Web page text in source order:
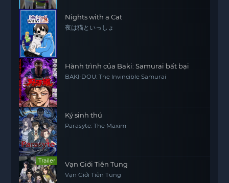
Nights with a Cat
夜は猫といっしょ
Hành trình của Baki: Samurai bất bại
BAKI-DOU: The Invincible Samurai
Ký sinh thú
Parasyte: The Maxim
Trailer Vạn Giới Tiên Tung
Vạn Giới Tiên Tung